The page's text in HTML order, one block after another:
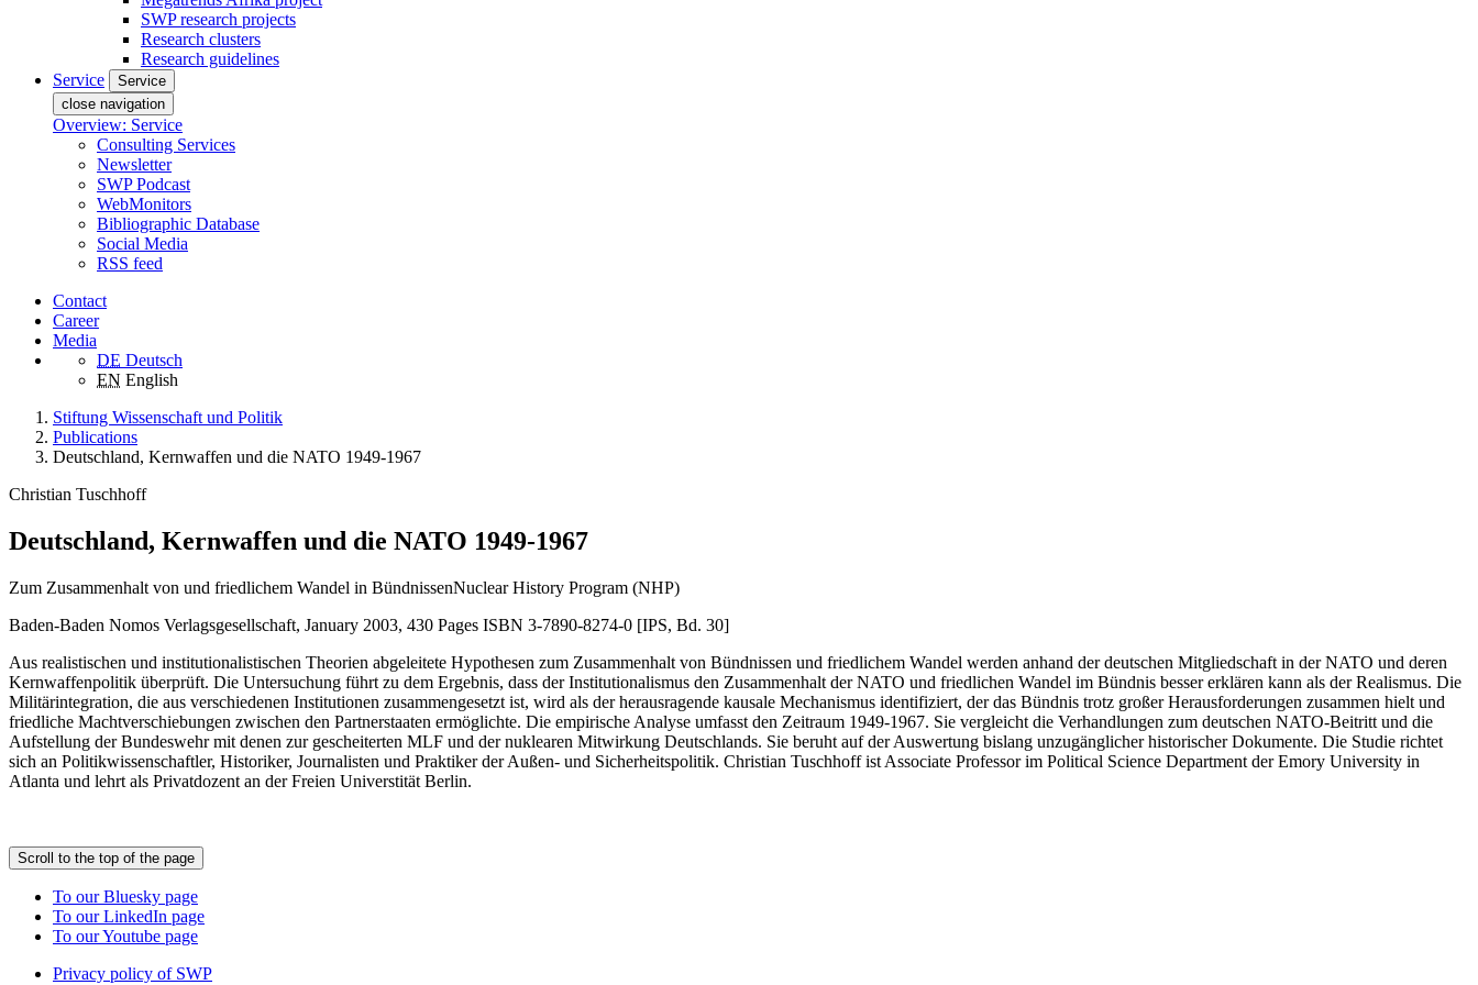
SWP research projects
Research clusters
Research guidelines
Service
Service
close navigation
Overview: Service
Consulting Services
Newsletter
SWP Podcast
WebMonitors
Bibliographic Database
Social Media
RSS feed
Contact
Career
Media
DE Deutsch
EN English
Stiftung Wissenschaft und Politik
Publications
Deutschland, Kernwaffen und die NATO 1949-1967
Christian Tuschhoff
Deutschland, Kernwaffen und die NATO 1949-1967
Zum Zusammenhalt von und friedlichem Wandel in BündnissenNuclear History Program (NHP)
Baden-Baden Nomos Verlagsgesellschaft, January 2003, 430 Pages ISBN 3-7890-8274-0 [IPS, Bd. 30]
Aus realistischen und institutionalistischen Theorien abgeleitete Hypothesen zum Zusammenhalt von Bündnissen und friedlichem Wandel werden anhand der deutschen Mitgliedschaft in der NATO und deren
Kernwaffenpolitik überprüft. Die Untersuchung führt zu dem Ergebnis, dass der Institutionalismus den Zusammenhalt der NATO und friedlichen Wandel im Bündnis besser erklären kann als der Realismus. Die
Militärintegration, die aus verschiedenen Institutionen zusammengesetzt ist, wird als der herausragende kausale Mechanismus identifiziert, der das Bündnis trotz großer Herausforderungen zusammen hielt und
friedliche Machtverschiebungen zwischen den Partnerstaaten ermöglichte. Die empirische Analyse umfasst den Zeitraum 1949-1967. Sie vergleicht die Verhandlungen zum deutschen NATO-Beitritt und die
Aufstellung der Bundeswehr mit denen zur gescheiterten MLF und der nuklearen Mitwirkung Deutschlands. Sie beruht auf der Auswertung bislang unzugänglicher historischer Dokumente. Die Studie richtet
sich an Politikwissenschaftler, Historiker, Journalisten und Praktiker der Außen- und Sicherheitspolitik. Christian Tuschhoff ist Associate Professor im Political Science Department der Emory University in
Atlanta und lehrt als Privatdozent an der Freien Universtität Berlin.
Scroll to the top of the page
To our Bluesky page
To our LinkedIn page
To our Youtube page
Privacy policy of SWP